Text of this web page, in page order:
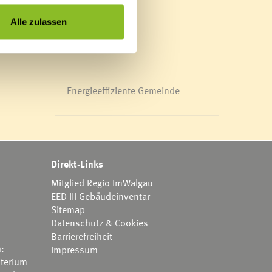
Alle zulassen
Mediathek
Energieeffiziente Gemeinde
Direkt-Links
Mitglied Regio ImWalgau
EED III Gebäudeinventar
Sitemap
Datenschutz & Cookies
Barrierefreiheit
Impressum